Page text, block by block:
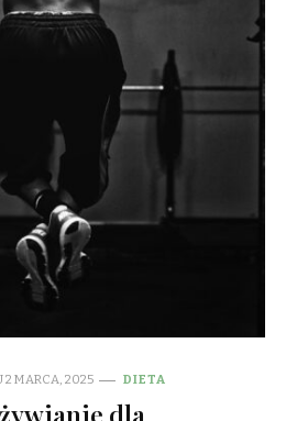
2 MARCA, 2025 DIETA
dla